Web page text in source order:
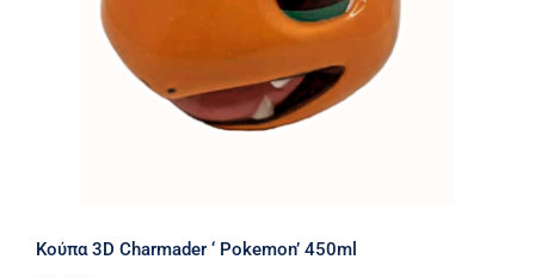
Kούπα 3D Charmader ‘ Pokemon’ 450ml